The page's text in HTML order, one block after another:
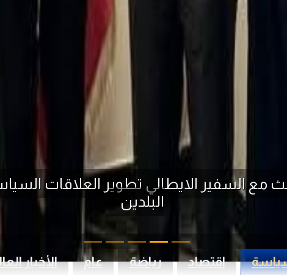
اقتصاد رياضة عام الأخبار
مع السفير الايطالي تطوير العلاقات
البلدين